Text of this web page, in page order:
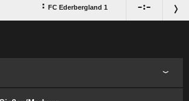
: FC Ederbergland 1 :